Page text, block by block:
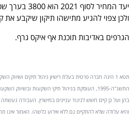
יעד המחיר
ולכן צפוי להגיע מתישהו תיקון שיקבע
הגרפים באדיבות תוכנת אף איקס גרף.
תטא 1 הינה חברה פרטית בעלת רישיון ניהול תיקים
התשנ"ה-1995, העוסקת בניהול תיקי השקעות
בהן ועל כן קיים חשש לניגוד עניינים במישרין. העבודה
והיא עלולה שלא להתקיים גם ללא אירוע כלשהו. האמור